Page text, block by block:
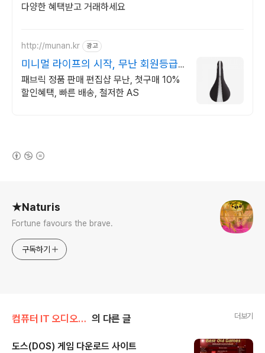
다양한 혜택받고 거래하세요
http://munan.kr 광고
미니멀 라이프의 시작, 무난 회원등급
별 월간 쿠폰 제공
패브릭 정품 판매 편집샵 무난, 첫구매 10%
할인혜택, 빠른 배송, 철저한 AS
★Naturis
Fortune favours the brave.
구독하기
컴퓨터 IT 오디오/게임 의 다른 글 더보기
도스(DOS) 게임 다운로드 사이트